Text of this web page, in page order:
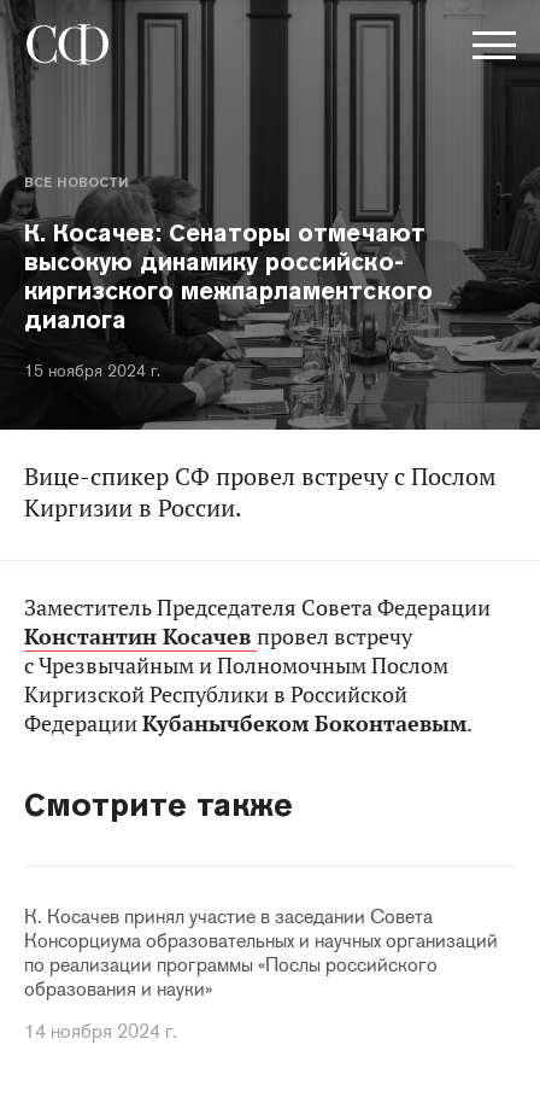
ВСЕ НОВОСТИ
К. Косачев: Сенаторы отмечают
высокую динамику российско-
киргизского межпарламентского
диалога
15 ноября 2024 г.
Вице-спикер СФ провел встречу с Послом
Киргизии в России.
Заместитель Председателя Совета Федерации
Константин Косачев провел встречу
с Чрезвычайным и Полномочным Послом
Киргизской Республики в Российской
ФедерацииКубанычбеком Боконтаевым.
Смотрите также
К. Косачев принял участие в заседании Совета
Консорциума образовательных и научных организаций
по реализации программы «Послы российского
образования и науки»
14 ноября 2024 г.